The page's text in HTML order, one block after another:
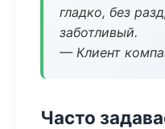
гладко, без
заботливый.
— Клиент
Часто